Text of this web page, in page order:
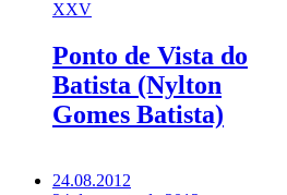
XXV
Ponto de Vista do
Batista (Nylton
Gomes Batista)
24.08.2012